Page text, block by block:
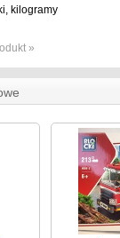
kilogramy
»